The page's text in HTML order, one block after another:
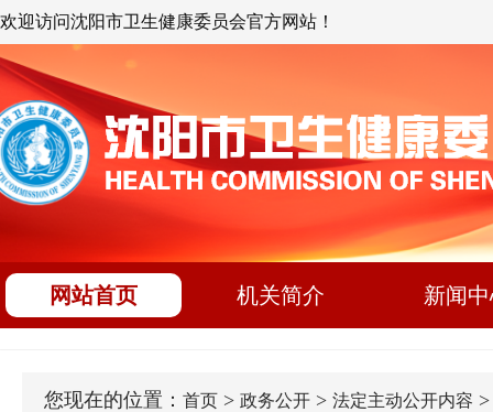
欢迎访问沈阳市卫生健康委员会官方网站！
网站首页 机关简介 新闻
您现在的位置： 首页 > 政务公开 > 法定主动公开内容